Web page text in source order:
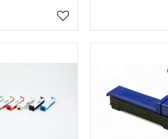
Lägg till i favoriter